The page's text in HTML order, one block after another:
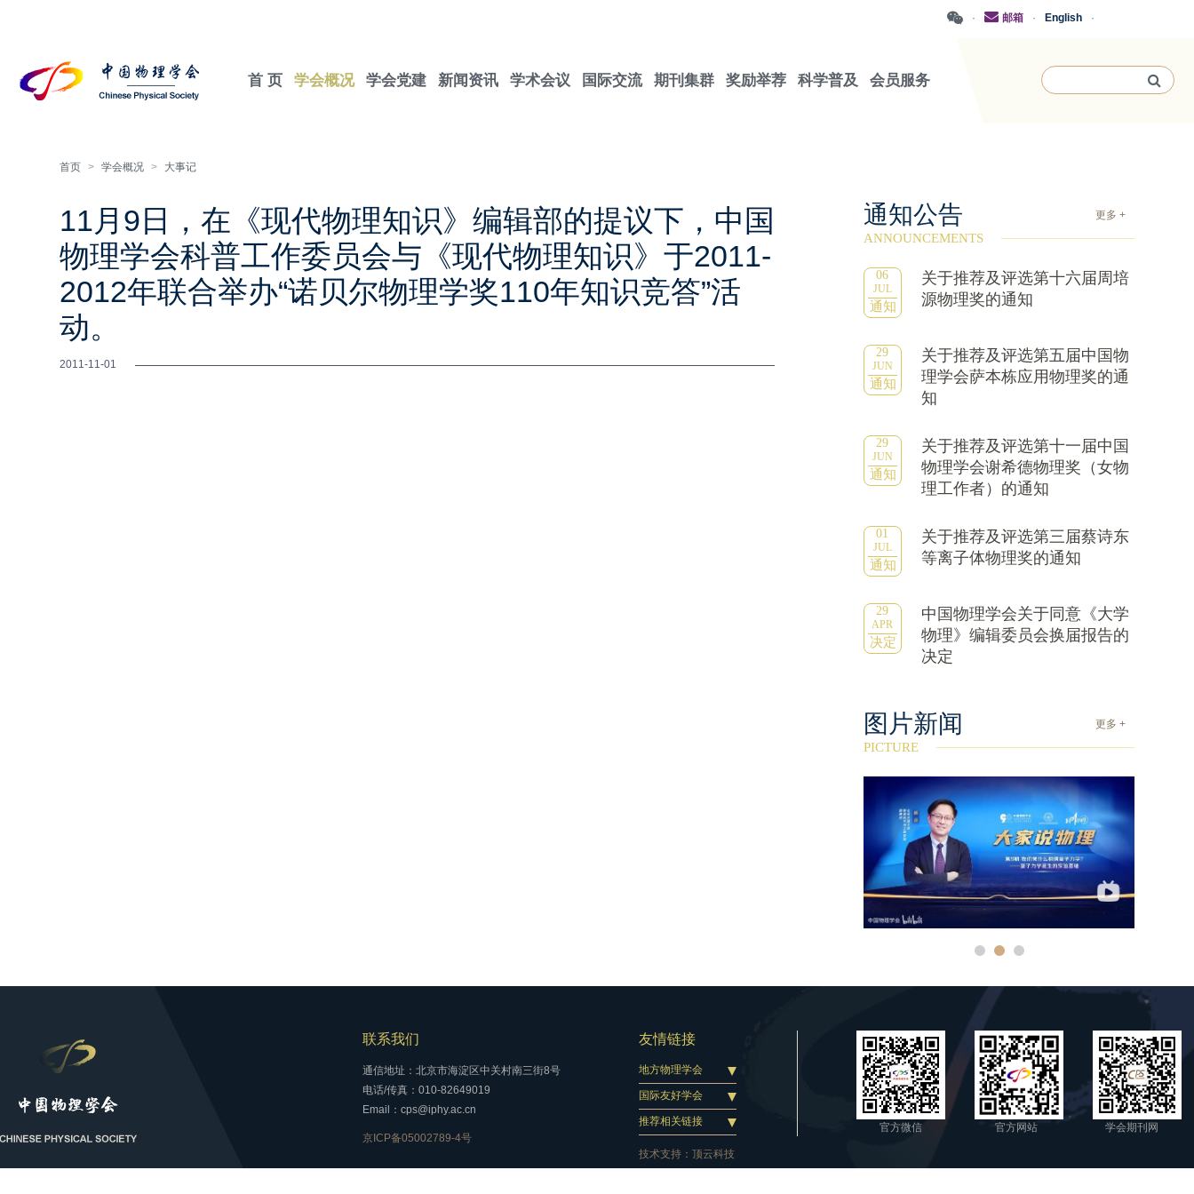
·
English
·
邮箱
·
首 页 学会概况 学会党建 新闻资讯 学术会议 国际交流 期刊集群 奖励举荐 科学普及 会员服务
首页 > 学会概况 > 大事记
11月9日，在《现代物理知识》编辑部的提议下，中国
物理学会科普工作委员会与《现代物理知识》于2011-
2012年联合举办“诺贝尔物理学奖110年知识竞答”活
动。
2011-11-01
通知公告 更多 +
ANNOUNCEMENTS
06
JUL
通知
关于推荐及评选第十六届周培
源物理奖的通知
29
JUN
通知
关于推荐及评选第五届中国物
理学会萨本栋应用物理奖的通
知
29
JUN
通知
关于推荐及评选第十一届中国
物理学会谢希德物理奖（女物
理工作者）的通知
01
JUL
通知
关于推荐及评选第三届蔡诗东
等离子体物理奖的通知
29
APR
决定
中国物理学会关于同意《大学
物理》编辑委员会换届报告的
决定
更多 +
图片新闻
PICTURE
官方微信 官方网站 学会期刊网
联系我们
通信地址：北京市海淀区中关村南三街8号
电话/传真：010-82649019
Email：cps@iphy.ac.cn
京ICP备05002789-4号
友情链接
地方物理学会
国际友好学会
推荐相关链接
技术支持： 顶云科技